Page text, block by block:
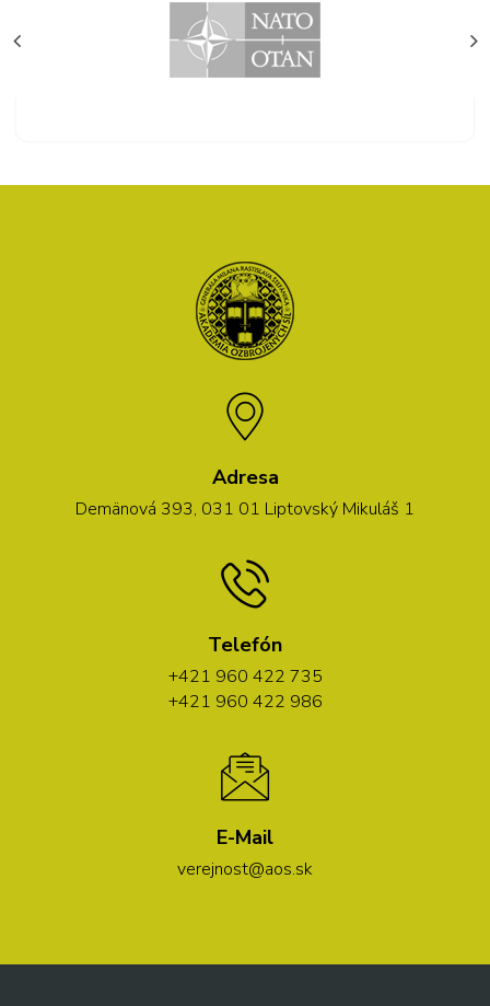
Adresa
Demänová 393, 031 01 Liptovský Mikuláš 1
Telefón
+421 960 422 735
+421 960 422 986
E-Mail
verejnost@aos.sk